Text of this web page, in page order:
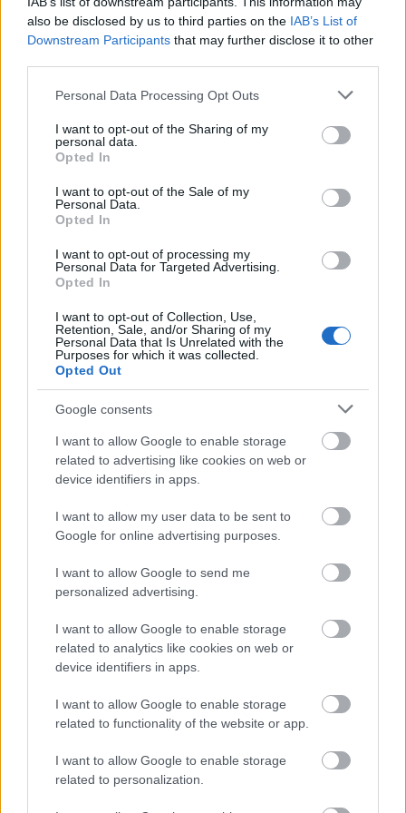
also be disclosed by us to third parties on the IAB’s List of
Downstream Participants that may further disclose it to other
Please note that this website/app uses one or more Google
not limited to your visit or usage behaviour. You may click to
grant or deny consent to Google and its third-party tags to
use your data for below specified purposes in below Google
consent section.
Personal Data Processing Opt Outs
I want to opt-out of the Sharing of my
personal data.
Opted In
I want to opt-out of the Sale of my
Personal Data.
Opted In
I want to opt-out of processing my
Personal Data for Targeted Advertising.
Opted In
I want to opt-out of Collection, Use,
Retention, Sale, and/or Sharing of my
Personal Data that Is Unrelated with the
Purposes for which it was collected.
Opted Out
Google consents
I want to allow Google to enable storage
related to advertising like cookies on web or
device identifiers in apps.
I want to allow my user data to be sent to
Google for online advertising purposes.
I want to allow Google to send me
personalized advertising.
I want to allow Google to enable storage
related to analytics like cookies on web or
device identifiers in apps.
I want to allow Google to enable storage
related to functionality of the website or app.
I want to allow Google to enable storage
related to personalization.
IDEGRENDSZERVÁLTÁS - 26. ARC
közérzeti pályázat
budapest24•2026. június 25.
A pályázatok leadási határideje: 2026. július 28.
ARC közérzeti pályázat az idén is